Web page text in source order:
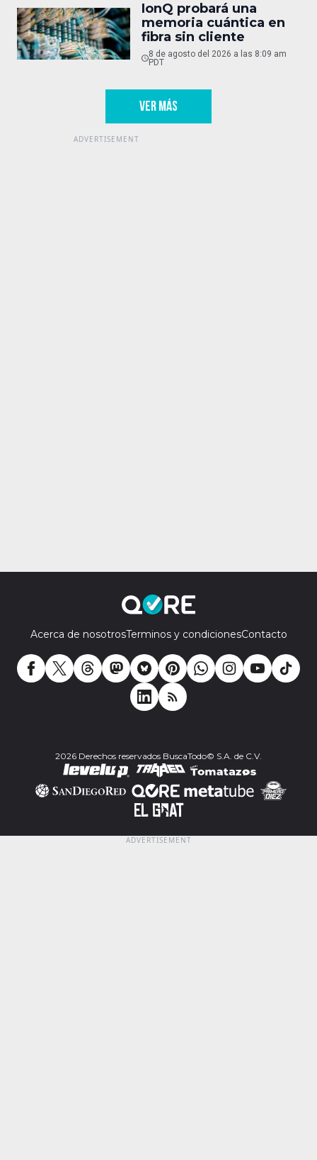
IonQ probará una
memoria cuántica en
fibra sin cliente
8 de agosto del 2026 a las 8:09 am
PDT
VER MÁS
Acerca de nosotrosTerminos y condicionesContacto
2026 Derechos reservados BuscaTodo© S.A. de C.V.